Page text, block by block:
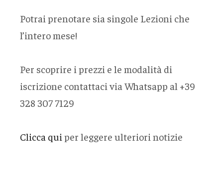
Potrai prenotare sia singole Lezioni che
l’intero mese!
Per scoprire i prezzi e le modalità di
iscrizione contattaci via Whatsapp al +39
328 307 7129
Clicca qui per leggere ulteriori notizie